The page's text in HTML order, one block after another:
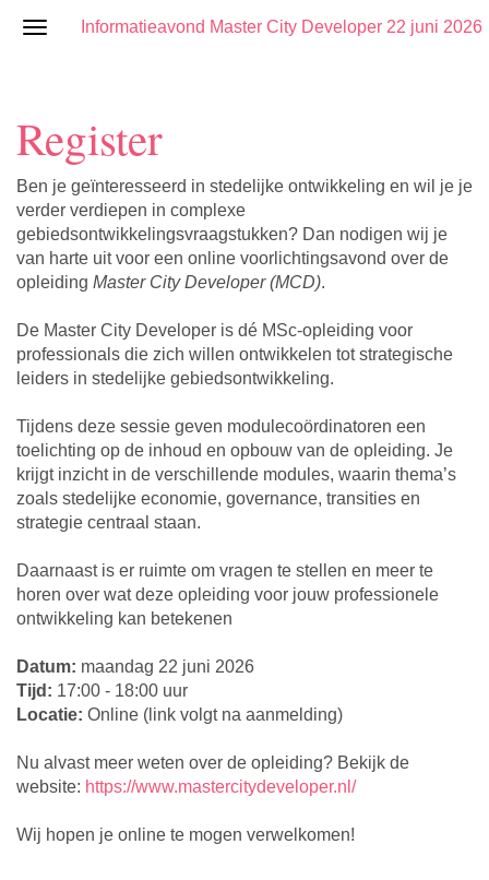
Informatieavond Master City Developer 22 juni 2026
Register
Ben je geïnteresseerd in stedelijke ontwikkeling en wil je je
verder verdiepen in complexe
gebiedsontwikkelingsvraagstukken? Dan nodigen wij je
van harte uit voor een online voorlichtingsavond over de
opleiding Master City Developer (MCD).
De Master City Developer is dé MSc-opleiding voor
professionals die zich willen ontwikkelen tot strategische
leiders in stedelijke gebiedsontwikkeling.
Tijdens deze sessie geven modulecoördinatoren een
toelichting op de inhoud en opbouw van de opleiding. Je
krijgt inzicht in de verschillende modules, waarin thema’s
zoals stedelijke economie, governance, transities en
strategie centraal staan.
Daarnaast is er ruimte om vragen te stellen en meer te
horen over wat deze opleiding voor jouw professionele
ontwikkeling kan betekenen
Datum: maandag 22 juni 2026
Tijd: 17:00 - 18:00 uur
Locatie: Online (link volgt na aanmelding)
Nu alvast meer weten over de opleiding? Bekijk de
website: https://www.mastercitydeveloper.nl/
Wij hopen je online te mogen verwelkomen!